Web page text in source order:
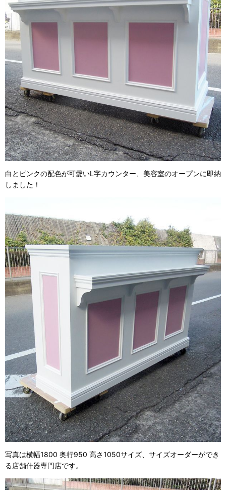
白とピンクの配色が可愛いL 字カウンター、美容室のオープンに即納
しました！
写真は横幅1800 奥行950 高さ1050サイズ、サイズオーダーができ
る店舗什器専門店です。